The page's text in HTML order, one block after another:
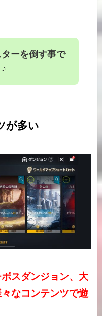
ーを倒す事で
が多い
スダンジョン、大
なコンテンツで遊